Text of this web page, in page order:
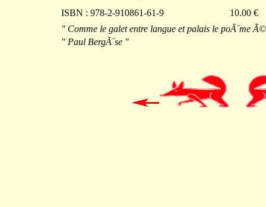
ISBN : 978-2-910861-61-9
10.00 €
" Comme le galet entre langue et palais le poÃ¨me
" Paul BergÃ¨se "